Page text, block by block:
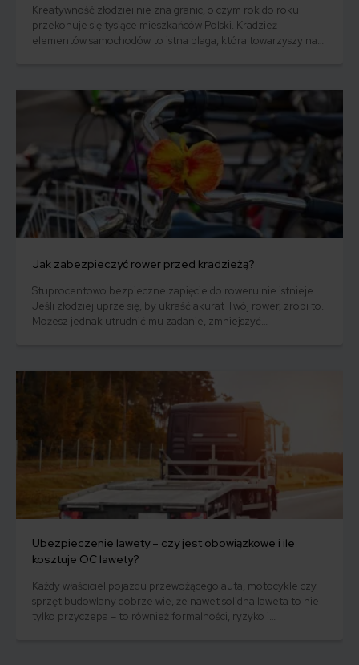
Kreatywność złodziei nie zna granic, o czym rok do roku
przekonuje się tysiące mieszkańców Polski. Kradzież
elementów samochodów to istna plaga, która towarzyszy nam
Jak zabezpieczyć rower przed kradzieżą?
Stuprocentowo bezpieczne zapięcie do roweru nie istnieje.
Jeśli złodziej uprze się, by ukraść akurat Twój rower, zrobi to.
Możesz jednak utrudnić mu zadanie, zmniejszyć
Ubezpieczenie lawety – czy jest obowiązkowe i ile
kosztuje OC lawety?
Każdy właściciel pojazdu przewożącego auta, motocykle czy
sprzęt budowlany dobrze wie, że nawet solidna laweta to nie
tylko przyczepa – to również formalności, ryzyko i